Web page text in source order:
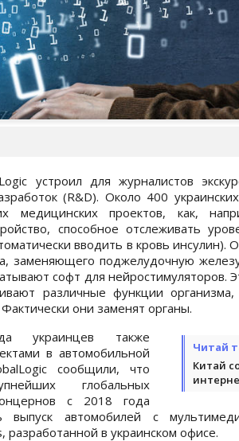
устроил для журналистов
(R&D). Около 400
медицинских проектов, как,
способное отслеживать
вводить в кровь инсулин).
заменяющего поджелудочную
софт для нейростимуляторов.
различные функции
они заменят органы.
Читай
Китай
украинцев также
в автомобильной
сообщили, что
глобальных
с 2018 года
выпуск автомобилей с
разработанной в украинском офисе.